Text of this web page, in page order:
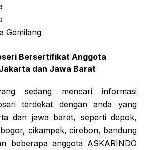
Gemilang
Bersertifikat Anggota
Jakarta dan Jawa Barat
sedang mencari informasi
terdekat dengan anda yang
dan jawa barat, seperti depok,
cikampek, cirebon, bandung
beberapa anggota ASKARINDO